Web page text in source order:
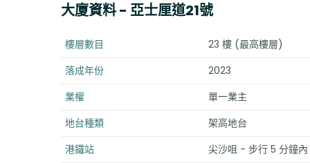
大廈資料- 亞士厘道21號
樓層數目
23 樓 (最高樓層)
落成年份
2023
業權
單一業主
地台種類
架高地台
港鐵站
尖沙咀 - 步行 5 分鐘